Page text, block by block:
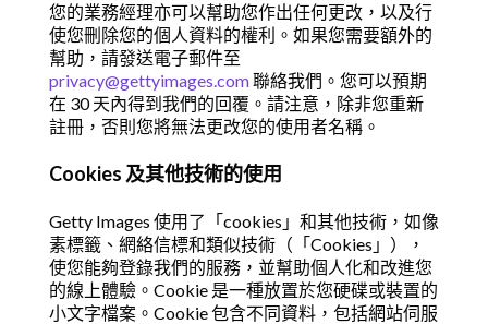
您的業務經理亦可以幫助您作出任何更改，以及行
使您刪除您的個人資料的權利。如果您需要額外的
幫助，請發送電子郵件至
privacy@gettyimages.com聯絡我們。您可以預期
在 30 天內得到我們的回覆。請注意，除非您重新
註冊，否則您將無法更改您的使用者名稱。
Cookies 及其他技術的使用
Getty Images 使用了「cookies」和其他技術，如像
素標籤、網絡信標和類似技術（「Cookies」），
使您能夠登錄我們的服務，並幫助個人化和改進您
的線上體驗。Cookie 是一種放置於您硬碟或裝置的
小文字檔案。Cookie 包含不同資料，包括網站伺服